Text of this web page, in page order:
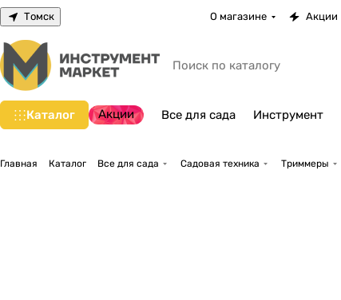
Томск О магазине Акции
Каталог Акции Все для сада Инструмент
Главная Каталог Все для сада Садовая техника Триммеры